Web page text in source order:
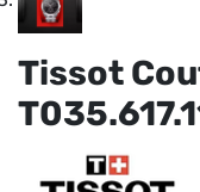
Tissot